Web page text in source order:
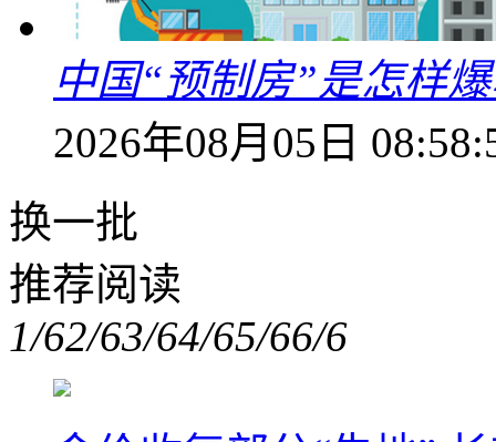
中国“预制房”是怎样
2026年08月05日
换一批
推荐阅读
1/62/63/64/65/66/6